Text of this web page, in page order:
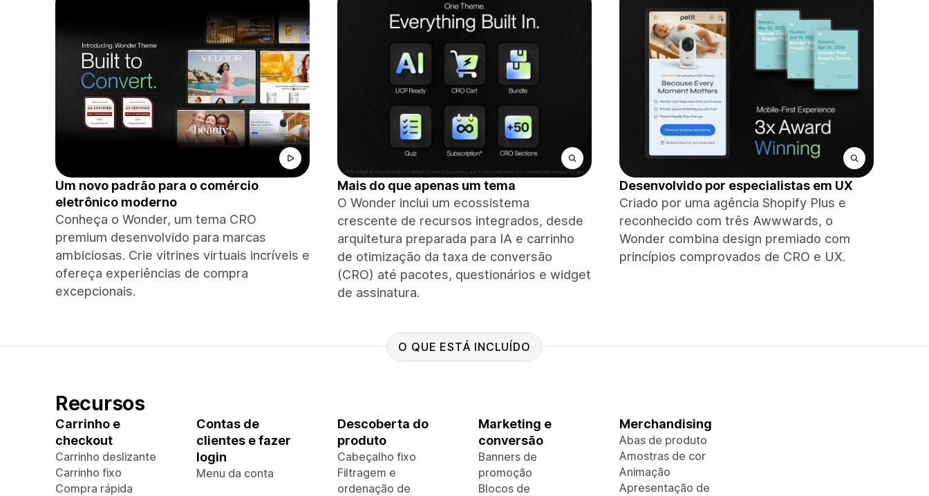
Um novo padrão para o comércio
eletrônico moderno
Conheça o Wonder, um tema CRO
premium desenvolvido para marcas
ambiciosas. Crie vitrines virtuais incríveis e
ofereça experiências de compra
excepcionais.
Mais do que apenas um tema
O Wonder inclui um ecossistema
crescente de recursos integrados, desde
arquitetura preparada para IA e carrinho
de otimização da taxa de conversão
(CRO) até pacotes, questionários e widget
de assinatura.
Desenvolvido por especialistas em UX
Criado por uma agência Shopify Plus e
reconhecido com três Awwwards, o
Wonder combina design premiado com
princípios comprovados de CRO e UX.
O QUE ESTÁ INCLUÍDO
Recursos
Carrinho e
checkout
Carrinho deslizante
Carrinho fixo
Compra rápida
Contas de
clientes e fazer
login
Menu da conta
Descoberta do
produto
Cabeçalho fixo
Filtragem e
ordenação de
Marketing e
conversão
Banners de
promoção
Blocos de
Merchandising
Abas de produto
Amostras de cor
Animação
Apresentação de